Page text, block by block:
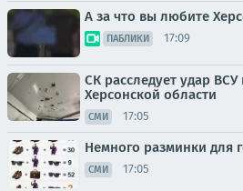
А за что вы любите
ПАБЛИКИ 17:09
СК расследует удар
Херсонской области
СМИ 17:05
Немного разминки для
СМИ 17:05